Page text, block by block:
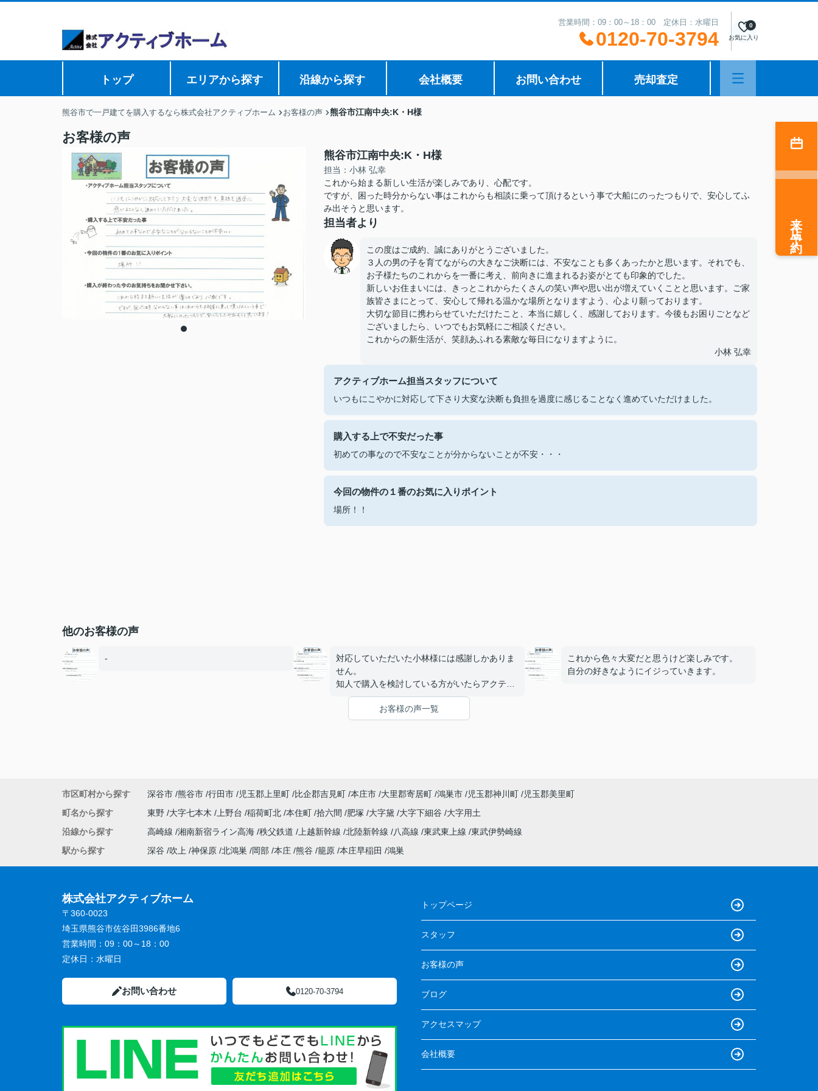
営業時間：09：00～18：00 定休日：水曜日
0120-70-3794 お気に入り
0
トップ エリアから探す 沿線から探す 会社概要 お問い合わせ 売却査定
熊谷市で一戸建てを購入するなら株式会社アクティブホーム お客様の声 熊谷市江南中央:K・H様
お客様の声
熊谷市江南中央:K・H様
担当：小林 弘幸
これから始まる新しい生活が楽しみであり、心配です。
ですが、困った時分からない事はこれからも相談に乗って頂けるという事で大船にのったつもりで、安心してふ
み出そうと思います。
担当者より
この度はご成約、誠にありがとうございました。
３人の男の子を育てながらの大きなご決断には、不安なことも多くあったかと思います。それでも、
お子様たちのこれからを一番に考え、前向きに進まれるお姿がとても印象的でした。
新しいお住まいには、きっとこれからたくさんの笑い声や思い出が増えていくことと思います。ご家
族皆さまにとって、安心して帰れる温かな場所となりますよう、心より願っております。
大切な節目に携わらせていただけたこと、本当に嬉しく、感謝しております。今後もお困りごとなど
ございましたら、いつでもお気軽にご相談ください。
これからの新生活が、笑顔あふれる素敵な毎日になりますように。
小林 弘幸
アクティブホーム担当スタッフについて
いつもにこやかに対応して下さり大変な決断も負担を過度に感じることなく進めていただけました。
購入する上で不安だった事
初めての事なので不安なことが分からないことが不安・・・
今回の物件の１番のお気に入りポイント
場所！！
他のお客様の声
-
対応していただいた小林様には感謝しかありま
せん。
知人で購入を検討している方がいたらアクティ
ブホーム様をオススメしたいと思います。
これから色々大変だと思うけど楽しみです。
自分の好きなようにイジっていきます。
お客様の声一覧
来店予約
市区町村から探す 深谷市 熊谷市 行田市 児玉郡上里町 比企郡吉見町 本庄市 大里郡寄居町 鴻巣市 児玉郡神川町
児玉郡美里町
町名から探す
東野 大字七本木 上野台 稲荷町北 本住町 拾六間 肥塚 大字黛 大字下細谷
大字用土
沿線から探す
高崎線 湘南新宿ライン高海 秩父鉄道 上越新幹線 北陸新幹線 八高線 東武東上線 東武伊勢崎線
駅から探す
深谷 吹上 神保原 北鴻巣 岡部 本庄 熊谷 籠原 本庄早稲田 鴻巣
株式会社アクティブホーム
〒360-0023
埼玉県熊谷市佐谷田3986番地6
営業時間： 09：00～18：00
定休日： 水曜日
お問い合わせ 0120-70-3794
トップページ
スタッフ
お客様の声
ブログ
アクセスマップ
会社概要